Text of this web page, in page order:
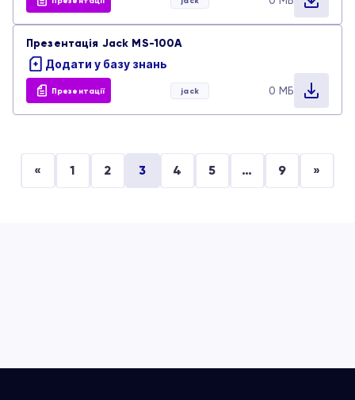
Презентація Jack MS-100A
Додати у базу знань
Презентації jack 0 МБ
« 1 2 3 4 5 … 9 »